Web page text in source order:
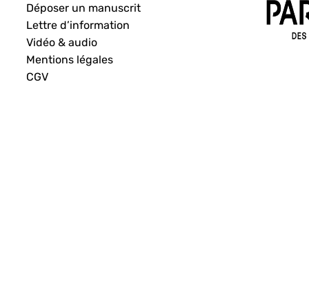
Déposer un manuscrit
Lettre d’information
Vidéo & audio
Mentions légales
CGV